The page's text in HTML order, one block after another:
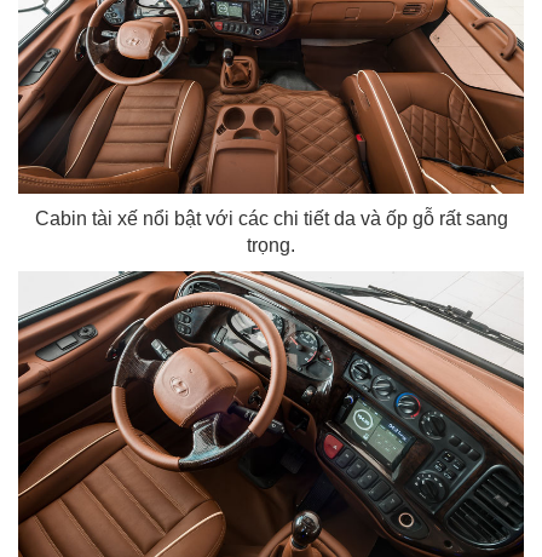
Cabin tài xế nổi bật với các chi tiết da và ốp gỗ rất sang
trọng.